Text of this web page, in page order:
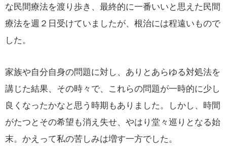
な民間療法を渡り歩き、最終的に一番いいと思えた民間
療法を週２日受けていましたが、根治には程遠いもので
した。
家族や自分自身の問題に対し、ありとあらゆる対処法を
講じた結果、その時々で、これらの問題が一時的に少し
良くなったかなと思う時期もありました。しかし、時間
がたつとその希望も消え失せ、やはり堂々巡りとなる始
末。かえって私の苦しみは増す一方でした。